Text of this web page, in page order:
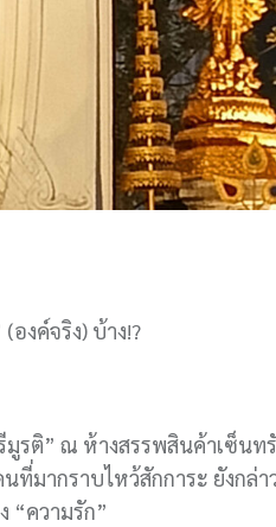
งค์จริง) บ้าง!?
รติ” ณ ห้างสรรพสินค้าเซ็นท
ที่มากราบไหว้สักการะ ยังกล่
“ความรัก”